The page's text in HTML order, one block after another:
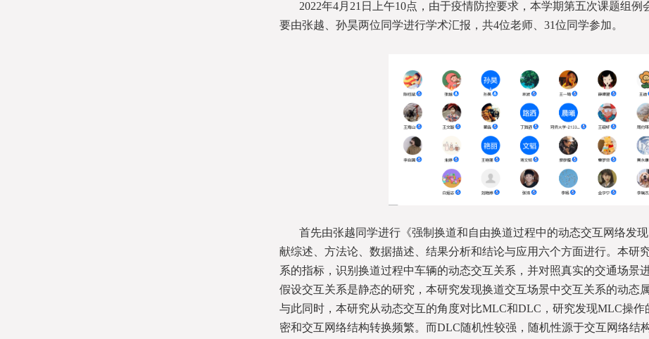
2022年4月21日上午10点，由于疫情防控要求，本学期第五次课题组
要由张越、孙昊两位同学进行学术汇报，共4位老师、31位同学参加。
首先由张越同学进行《强制换道和自由换道过程中的动态交互网络发
献综述、方法论、数据描述、结果分析和结论与应用六个方面进行。本研
系的指标，识别换道过程中车辆的动态交互关系，并对照真实的交通场景
假设交互关系是静态的研究，本研究发现换道交互场景中交互关系的动态
与此同时，本研究从动态交互的角度对比MLC和DLC，研究发现MLC操
密和交互网络结构转换频繁。而DLC随机性较强，随机性源于交互网络结